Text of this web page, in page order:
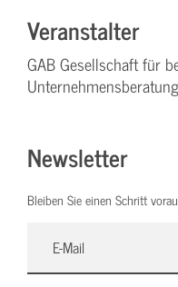
Veranstalter
GAB Gesellschaft für
Newsletter
Bleiben Sie einen Schritt